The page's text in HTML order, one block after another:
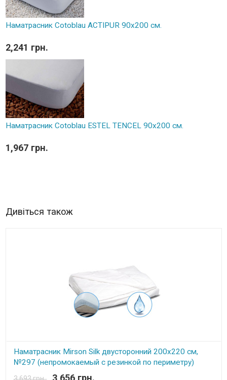
Наматрасник Cotoblau ACTIPUR 90х200 см.
2,241 грн.
Наматрасник Cotoblau ESTEL TENCEL 90х200 см.
1,967 грн.
Дивіться також
Наматрасник Mirson Silk двусторонний 200x220 см,
№297 (непромокаемый с резинкой по периметру)
3,693 грн. 3,656 грн.